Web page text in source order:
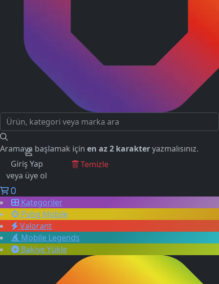
Aramaya başlamak için en az 2 karakteryazmalısınız.
GEÇMİŞ ARAMALAR
Temizle
Giriş Yap
veya üye ol
0
Kategoriler
Pubg Mobile
Valorant
Mobile Legends
Bakiye Yükle